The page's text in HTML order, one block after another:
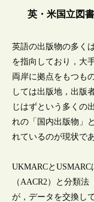
英・米国立図
英語の出版物の多く
を指向しており，大
両岸に拠点をもつも
しては出版地，出版
じはずという多くの
れの「国内出版物」
れているのが現状であ
UKMARCと
（AACR2）と分類
が，データを交換し